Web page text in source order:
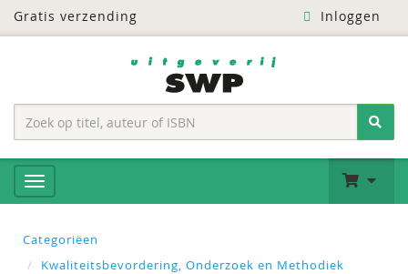
Gratis verzending Inloggen
Categoriëen
Kwaliteitsbevordering, Onderzoek en Methodiek